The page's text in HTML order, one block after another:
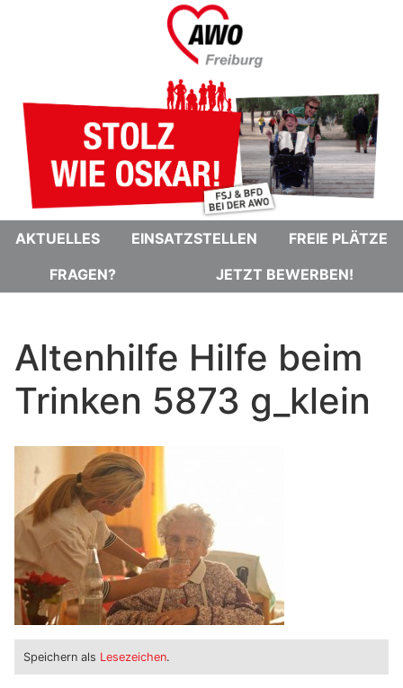
AKTUELLES EINSATZSTELLEN
FREIE PLÄTZE
FRAGEN?
JETZT BEWERBEN!
Altenhilfe Hilfe beim
Trinken 5873 g_klein
Speichern als Lesezeichen.